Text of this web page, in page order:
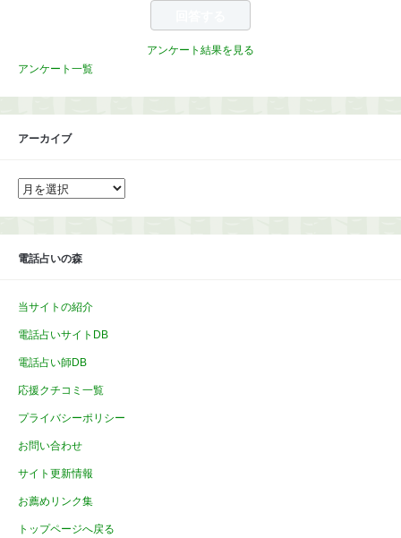
アンケート結果を見る
アンケート一覧
アーカイブ
ア
ー
イ
電話占いの森
当サイトの紹介
電話占いサイトDB
電話占い師DB
応援クチコミ一覧
プライバシーポリシー
お問い合わせ
サイト更新情報
お薦めリンク集
トップページへ戻る